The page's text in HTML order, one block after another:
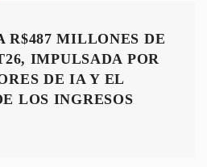
MILLONES DE
IMPULSADA POR
DE IA Y EL
LOS INGRESOS